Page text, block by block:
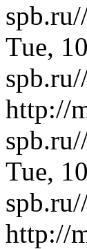
Tue,
http://
Tue,
http://